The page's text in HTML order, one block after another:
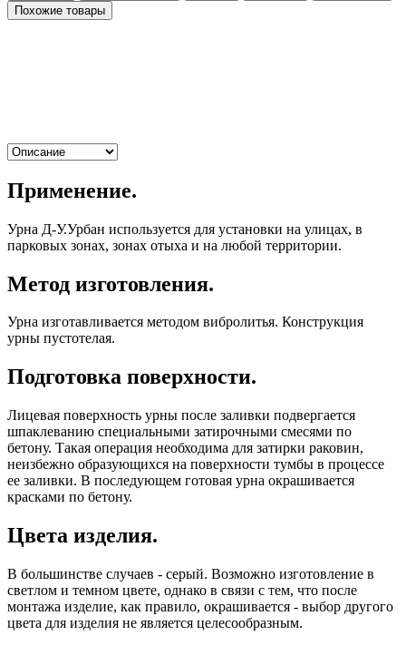
Похожие товары
Применение.
Урна Д-У.Урбан используется для установки на улицах, в
парковых зонах, зонах отыха и на любой территории.
Метод изготовления.
Урна изготавливается методом вибролитья. Конструкция
урны пустотелая.
Подготовка поверхности.
Лицевая поверхность урны после заливки подвергается
шпаклеванию специальными затирочными смесями по
бетону. Такая операция необходима для затирки раковин,
неизбежно образующихся на поверхности тумбы в процессе
ее заливки. В последующем готовая урна окрашивается
красками по бетону.
Цвета изделия.
В большинстве случаев - серый. Возможно изготовление в
светлом и темном цвете, однако в связи с тем, что после
монтажа изделие, как правило, окрашивается - выбор другого
цвета для изделия не является целесообразным.